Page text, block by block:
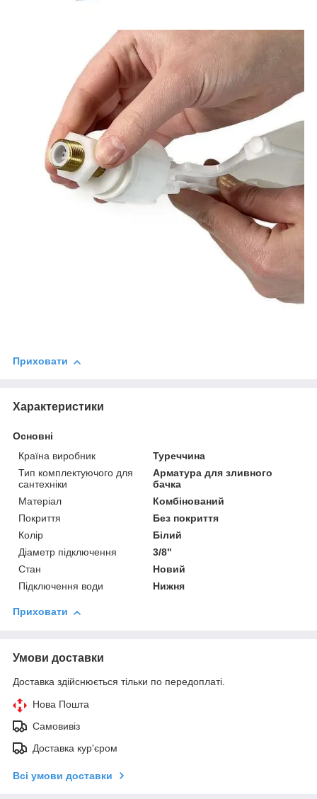
Приховати
Характеристики
Основні
Країна виробник
Туреччина
Тип комплектуючого для
сантехніки
Арматура для зливного
бачка
Матеріал
Комбінований
Покриття
Без покриття
Колір
Білий
Діаметр підключення
3/8"
Стан
Новий
Підключення води
Нижня
Приховати
Умови доставки
Доставка здійснюється тільки по передоплаті.
Нова Пошта
Самовивіз
Доставка кур'єром
Всі умови доставки